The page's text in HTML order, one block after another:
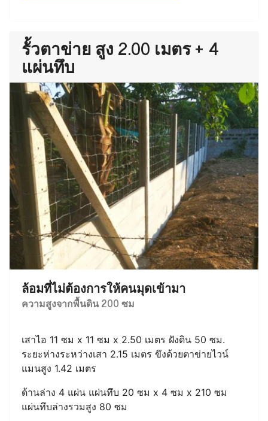
รั้วตาข่าย สูง 2.00 เมตร + 4
แผ่นทึบ
ล้อมที่ไม่ต้องการให้คนมุดเข้ามา
ความสูงจากพื้นดิน 200 ซม
เสาไอ 11 ซม x 11 ซม x 2.50 เมตร ฝังดิน 50 ซม.
ระยะห่างระหว่างเสา 2.15 เมตร ขึงด้วยตาข่ายไวน์
แมนสูง 1.42 เมตร
ด้านล่าง 4 แผ่น แผ่นทึบ 20 ซม x 4 ซม x 210 ซม
แผ่นทึบล่างรวมสูง 80 ซม